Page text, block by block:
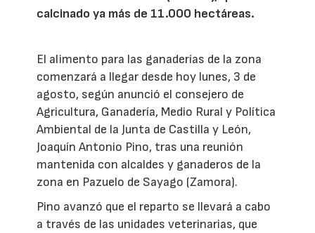
calcinado ya más de 11.000 hectáreas.
El alimento para las ganaderías de la zona
comenzará a llegar desde hoy lunes, 3 de
agosto, según anunció el consejero de
Agricultura, Ganadería, Medio Rural y Política
Ambiental de la Junta de Castilla y León,
Joaquín Antonio Pino, tras una reunión
mantenida con alcaldes y ganaderos de la
zona en Pazuelo de Sayago (Zamora).
Pino avanzó que el reparto se llevará a cabo
a través de las unidades veterinarias, que